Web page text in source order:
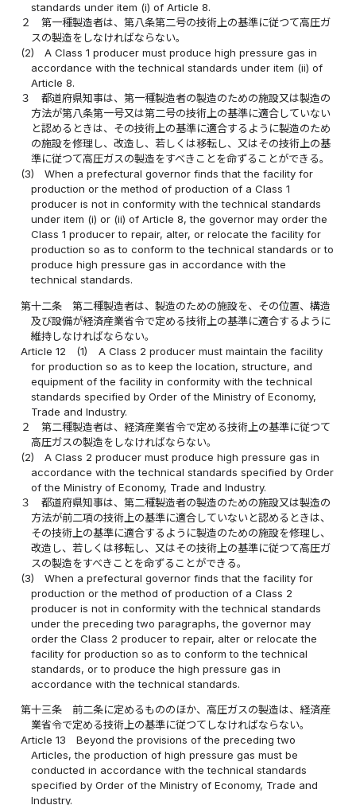
standards under item (i) of Article 8.
２
第一種製造者は、第八条第二号の技術上の基準に従つて高圧ガ
スの製造をしなければならない。
(2)
A Class 1 producer must produce high pressure gas in
accordance with the technical standards under item (ii) of
Article 8.
３
都道府県知事は、第一種製造者の製造のための施設又は製造の
方法が第八条第一号又は第二号の技術上の基準に適合していない
と認めるときは、その技術上の基準に適合するように製造のため
の施設を修理し、改造し、若しくは移転し、又はその技術上の基
準に従つて高圧ガスの製造をすべきことを命ずることができる。
(3)
When a prefectural governor finds that the facility for
production or the method of production of a Class 1
producer is not in conformity with the technical standards
under item (i) or (ii) of Article 8, the governor may order the
Class 1 producer to repair, alter, or relocate the facility for
production so as to conform to the technical standards or to
produce high pressure gas in accordance with the
technical standards.
第十二条
第二種製造者は、製造のための施設を、その位置、構造
及び設備が経済産業省令で定める技術上の基準に適合するように
維持しなければならない。
Article 12
(1)
A Class 2 producer must maintain the facility
for production so as to keep the location, structure, and
equipment of the facility in conformity with the technical
standards specified by Order of the Ministry of Economy,
Trade and Industry.
２
第二種製造者は、経済産業省令で定める技術上の基準に従つて
高圧ガスの製造をしなければならない。
(2)
A Class 2 producer must produce high pressure gas in
accordance with the technical standards specified by Order
of the Ministry of Economy, Trade and Industry.
３
都道府県知事は、第二種製造者の製造のための施設又は製造の
方法が前二項の技術上の基準に適合していないと認めるときは、
その技術上の基準に適合するように製造のための施設を修理し、
改造し、若しくは移転し、又はその技術上の基準に従つて高圧ガ
スの製造をすべきことを命ずることができる。
(3)
When a prefectural governor finds that the facility for
production or the method of production of a Class 2
producer is not in conformity with the technical standards
under the preceding two paragraphs, the governor may
order the Class 2 producer to repair, alter or relocate the
facility for production so as to conform to the technical
standards, or to produce the high pressure gas in
accordance with the technical standards.
第十三条
前二条に定めるもののほか、高圧ガスの製造は、経済産
業省令で定める技術上の基準に従つてしなければならない。
Article 13
Beyond the provisions of the preceding two
Articles, the production of high pressure gas must be
conducted in accordance with the technical standards
specified by Order of the Ministry of Economy, Trade and
Industry.